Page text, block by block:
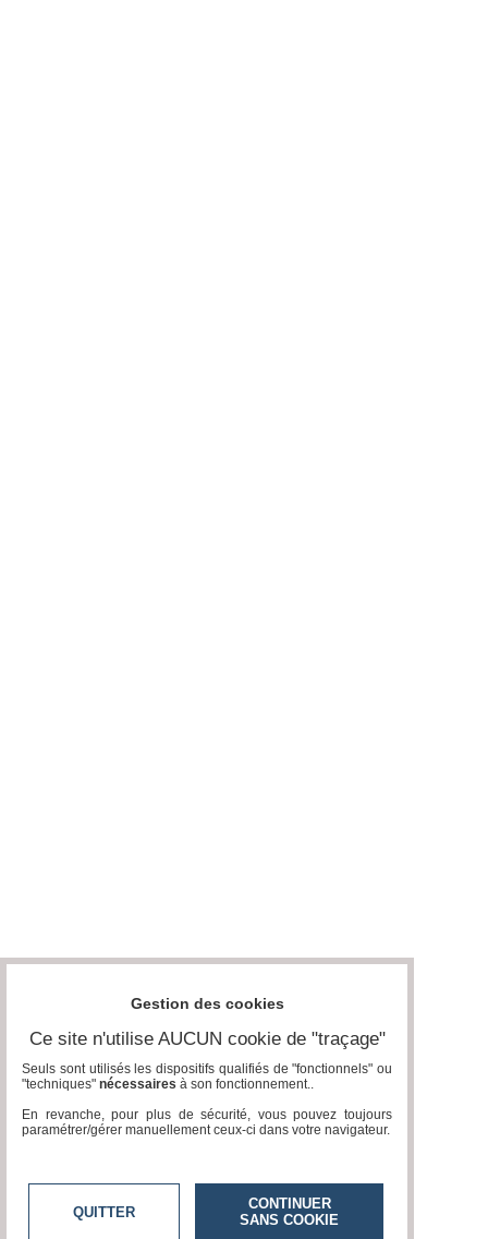
Gestion des cookies
Ce site n'utilise AUCUN cookie de "traçage"
Seuls sont utilisés les dispositifs qualifiés de "fonctionnels" ou
"techniques" nécessaires à son fonctionnement..
En revanche, pour plus de sécurité, vous pouvez toujours
paramétrer/gérer manuellement ceux-ci dans votre navigateur.
QUITTER
CONTINUER
SANS COOKIE